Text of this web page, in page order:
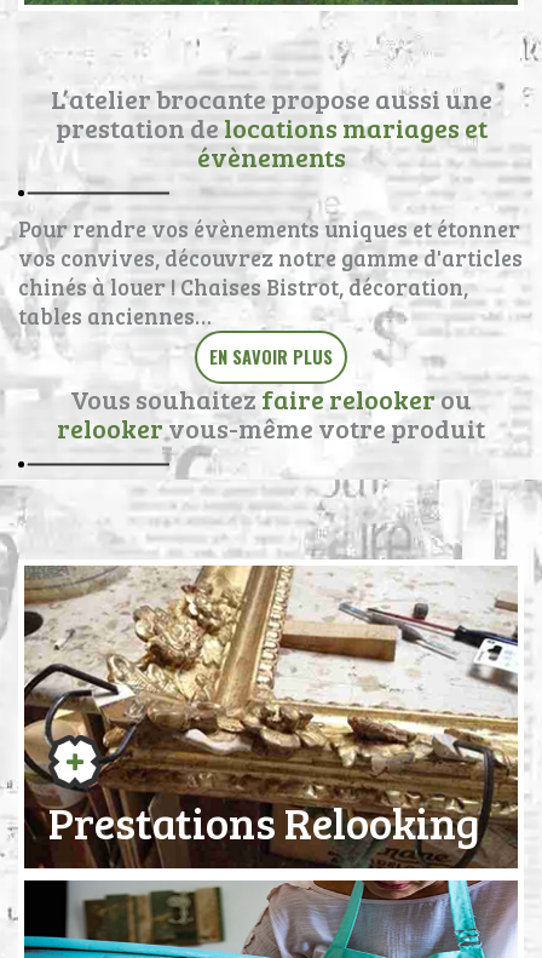
L’atelier brocante propose aussi une
prestation de locations mariages et
évènements
Pour rendre vos évènements uniques et étonner
vos convives, découvrez notre gamme d'articles
chinés à louer ! Chaises Bistrot, décoration,
tables anciennes…
EN SAVOIR PLUS
Vous souhaitez faire relookerou
relookervous-même votre produit
Prestations Relooking